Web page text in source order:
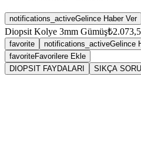
notifications_activeGelince Haber Ver
Diopsit Kolye 3mm Gümüş
favorite notifications_activeGelince
favoriteFavorilere Ekle
DIOPSIT FAYDALARI
SIKÇA